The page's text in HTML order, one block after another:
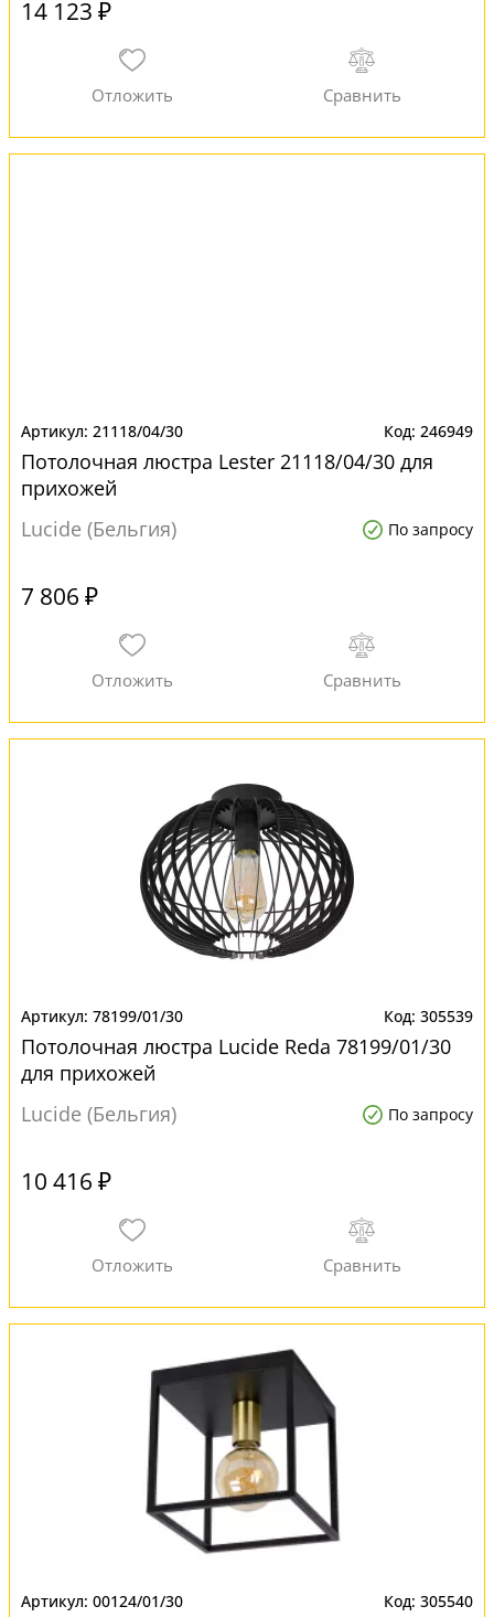
14 123 ₽
21118/04/30 246949
Потолочная люстра Lester 21118/04/30 для
прихожей
Lucide (Бельгия)
По запросу
7 806 ₽
78199/01/30 305539
Потолочная люстра Lucide Reda 78199/01/30
для прихожей
Lucide (Бельгия)
По запросу
10 416 ₽
00124/01/30 305540